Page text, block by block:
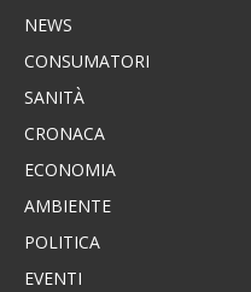
NEWS
CONSUMATORI
SANITÀ
CRONACA
ECONOMIA
AMBIENTE
POLITICA
EVENTI